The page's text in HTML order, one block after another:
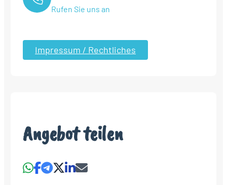
Rufen Sie uns an
Impressum / Rechtliches
Angebot teilen